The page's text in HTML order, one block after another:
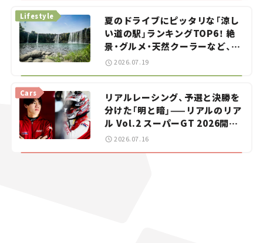
夏のドライブにピッタリな「涼し
い道の駅」ランキングTOP6！ 絶
景・グルメ・天然クーラーなど、避
暑におすすめのスポットを紹介
【道の駅マニアの推し駅ガイド】
Lifestyle
2026.07.19
リアルレーシング、予選と決勝を
分けた「明と暗」——リアルのリア
ル Vol.2 スーパーGT 2026開幕
戦 岡山国際サーキット
Cars
2026.07.16